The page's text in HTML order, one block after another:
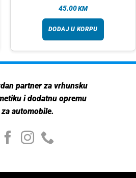
45.00KM
DODAJ U KORPU
partner za vrhunsku
i dodatnu opremu
za automobile.